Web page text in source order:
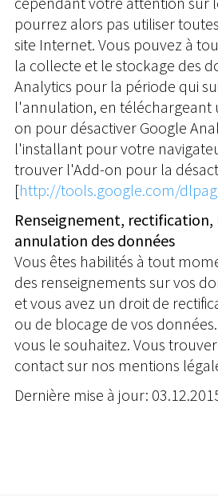
pourrez alors pas utiliser
site Internet. Vous pouvez à
la collecte et le stockage des
Analytics pour la période qui
l'annulation, en téléchargeant
on pour désactiver Google
l'installant pour votre
trouver l'Add-on pour la
[http://tools.google.com/
Renseignement,
annulation des données
Vous êtes habilités à tout
des renseignements sur vos
et vous avez un droit de
ou de blocage de vos
vous le souhaitez. Vous
contact sur nos mentions
Dernière mise à jour: